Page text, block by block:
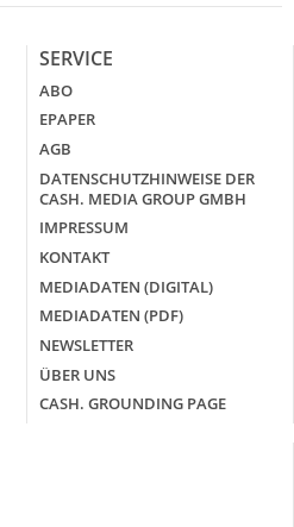
SERVICE
ABO
EPAPER
AGB
DATENSCHUTZHINWEISE DER
CASH. MEDIA GROUP GMBH
IMPRESSUM
KONTAKT
MEDIADATEN (DIGITAL)
MEDIADATEN (PDF)
NEWSLETTER
ÜBER UNS
CASH. GROUNDING PAGE